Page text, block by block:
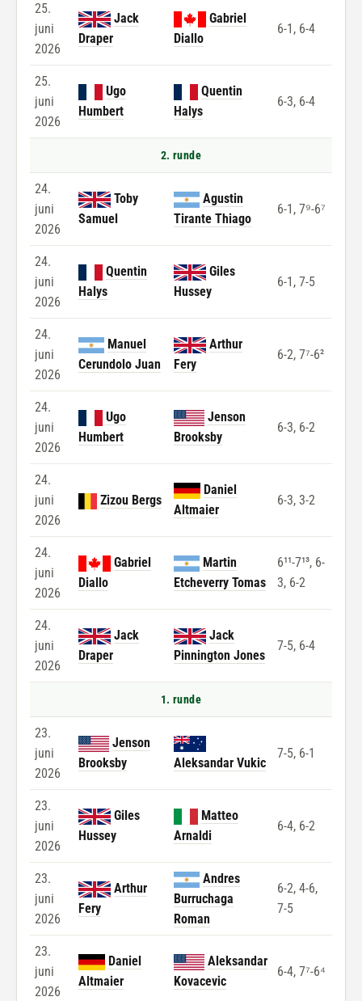
25.
juni
2026
Jack
Draper
Gabriel
Diallo
6-1, 6-4
25.
juni
2026
Ugo
Humbert
Quentin
Halys
6-3, 6-4
2. runde
24.
juni
2026
Toby
Samuel
Agustin
Tirante Thiago
6-1, 7⁹-6⁷
24.
juni
2026
Quentin
Halys
Giles
Hussey
6-1, 7-5
24.
juni
2026
Manuel
Cerundolo Juan
Arthur
Fery
6-2, 7⁷-6²
24.
juni
2026
Ugo
Humbert
Jenson
Brooksby
6-3, 6-2
24.
juni
2026
Zizou Bergs
Daniel
Altmaier
6-3, 3-2
24.
juni
2026
Gabriel
Diallo
Martin
Etcheverry Tomas
6¹¹-7¹³, 6-
3, 6-2
24.
juni
2026
Jack
Draper
Jack
Pinnington Jones
7-5, 6-4
1. runde
23.
juni
2026
Jenson
Brooksby
Aleksandar Vukic
7-5, 6-1
23.
juni
2026
Giles
Hussey
Matteo
Arnaldi
6-4, 6-2
23.
juni
2026
Arthur
Fery
Andres
Burruchaga
Roman
6-2, 4-6,
7-5
23.
juni
2026
Daniel
Altmaier
Aleksandar
Kovacevic
6-4, 7⁷-6⁴